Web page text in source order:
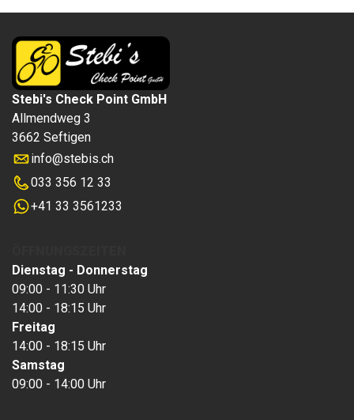
Stebi's Check Point GmbH
Allmendweg 3
3662 Seftigen
info@stebis.ch
033 356 12 33
+41 33 3561233
Dienstag - Donnerstag
09:00 - 11:30 Uhr
14:00 - 18:15 Uhr
Freitag
14:00 - 18:15 Uhr
Samstag
09:00 - 14:00 Uhr